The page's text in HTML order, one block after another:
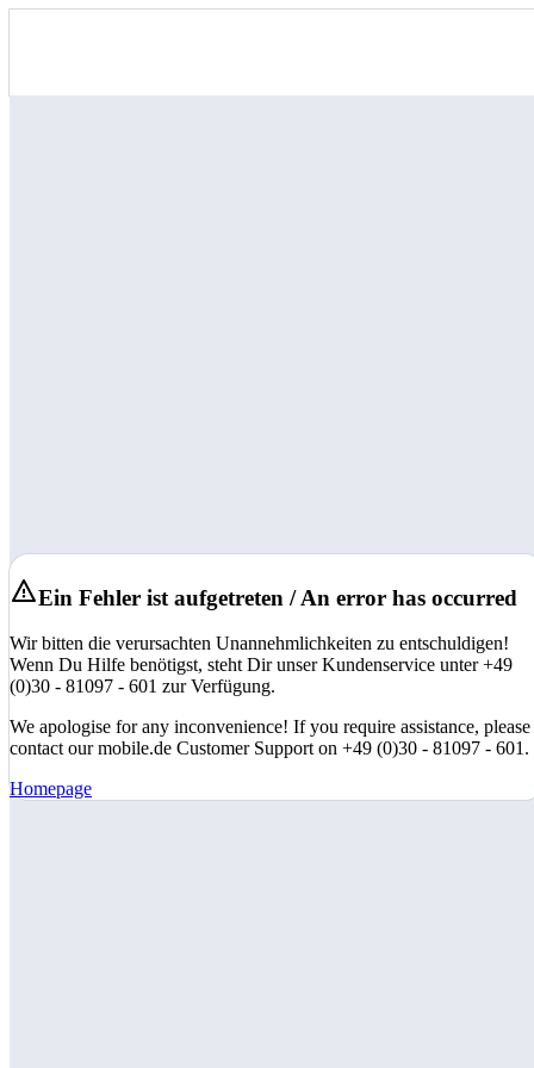
Ein Fehler ist aufgetreten / An error has occurred
Wir bitten die verursachten Unannehmlichkeiten zu entschuldigen!
Wenn Du Hilfe benötigst, steht Dir unser Kundenservice unter +49
(0)30 - 81097 - 601 zur Verfügung.
We apologise for any inconvenience! If you require assistance, please
contact our mobile.de Customer Support on +49 (0)30 - 81097 - 601.
Homepage